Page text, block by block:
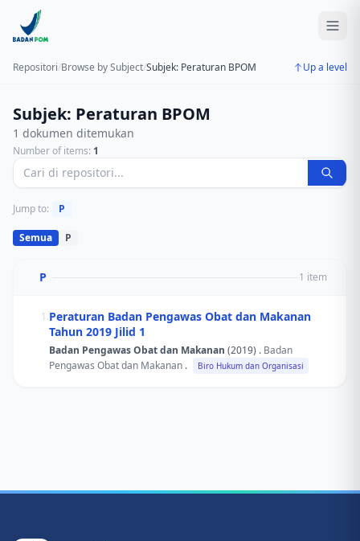
Repositori/Browse by Subject/Subjek: Peraturan BPOM Up a level
Subjek: Peraturan BPOM
1 dokumen ditemukan
Number of items: 1
Jump to: P
Semua P
P 1 item
1.Peraturan Badan Pengawas Obat dan Makanan
Tahun 2019 Jilid 1
Badan Pengawas Obat dan Makanan (2019) . Badan
Pengawas Obat dan Makanan . Biro Hukum dan Organisasi